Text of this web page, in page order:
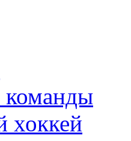
команды
хоккей